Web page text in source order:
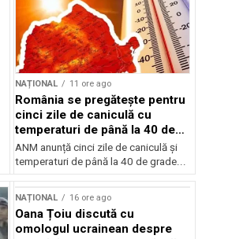
NAȚIONAL 11 ore ago
România se pregătește pentru
cinci zile de caniculă cu
temperaturi de până la 40 de
grade
ANM anunță cinci zile de caniculă și
temperaturi de până la 40 de grade...
NAȚIONAL 16 ore ago
Oana Țoiu discută cu
omologul ucrainean despre